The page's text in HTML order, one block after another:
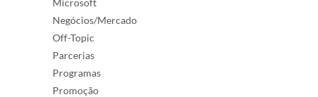
Negócios/Mercado
Off-Topic
Parcerias
Programas
Promoção